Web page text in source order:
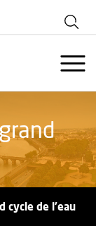
-
cycle de l’eau